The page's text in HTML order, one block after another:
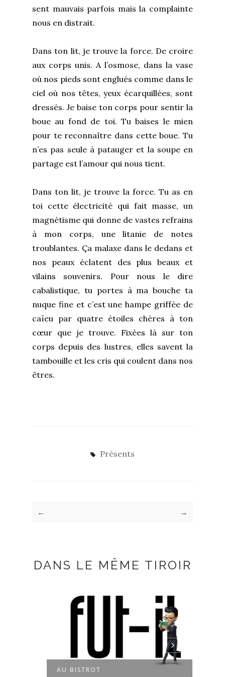
sent mauvais parfois mais la complainte
nous en distrait.
Dans ton lit, je trouve la force. De croire
aux corps unis. A l’osmose, dans la vase
où nos pieds sont englués comme dans le
ciel où nos têtes, yeux écarquillées, sont
dressés. Je baise ton corps pour sentir la
boue au fond de toi. Tu baises le mien
pour te reconnaître dans cette boue. Tu
n’es pas seule à patauger et la soupe en
partage est l’amour qui nous tient.
Dans ton lit, je trouve la force. Tu as en
toi cette électricité qui fait masse, un
magnétisme qui donne de vastes refrains
à mon corps, une litanie de notes
troublantes. Ça malaxe dans le dedans et
nos peaux éclatent des plus beaux et
vilains souvenirs. Pour nous le dire
cabalistique, tu portes à ma bouche ta
nuque fine et c’est une hampe griffée de
caïeu par quatre étoiles chères à ton
cœur que je trouve. Fixées là sur ton
corps depuis des lustres, elles savent la
tambouille et les cris qui coulent dans nos
êtres.
Présents
← →
DANS LE MÊME TIROIR
AU BISTROT